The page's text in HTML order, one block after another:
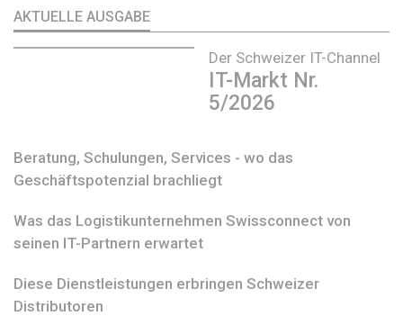
AKTUELLE AUSGABE
Der Schweizer IT-Channel
IT-Markt Nr.
5/2026
Beratung, Schulungen, Services - wo das
Geschäftspotenzial brachliegt
Was das Logistikunternehmen Swissconnect von
seinen IT-Partnern erwartet
Diese Dienstleistungen erbringen Schweizer
Distributoren